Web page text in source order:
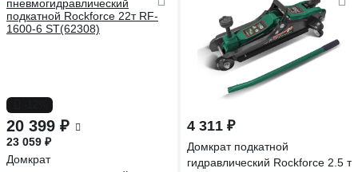
20 399 ₽
23 059 ₽
Домкрат
4 311 ₽
Домкрат подкатной
гидравлический Rockforce 2.5 т